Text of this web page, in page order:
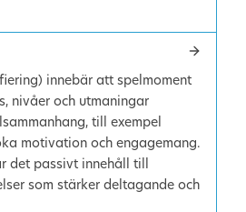
innebär att spelmoment
nivåer och utmaningar
till exempel
motivation och engagemang.
det passivt innehåll till
som stärker deltagande och